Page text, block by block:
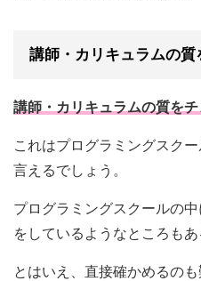
講師・カリキュラムの質
講師・カリキュラムの質をチ
これはプログラミングスク
言えるでしょう。
プログラミングスクールの
をしているようなところも
とはいえ、直接確かめるのも